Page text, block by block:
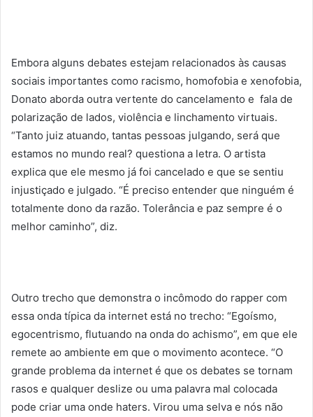
Embora alguns debates estejam relacionados às causas
sociais importantes como racismo, homofobia e xenofobia,
Donato aborda outra vertente do cancelamento e fala de
polarização de lados, violência e linchamento virtuais.
“Tanto juiz atuando, tantas pessoas julgando, será que
estamos no mundo real? questiona a letra. O artista
explica que ele mesmo já foi cancelado e que se sentiu
injustiçado e julgado. “É preciso entender que ninguém é
totalmente dono da razão. Tolerância e paz sempre é o
melhor caminho”, diz.
Outro trecho que demonstra o incômodo do rapper com
essa onda típica da internet está no trecho: “Egoísmo,
egocentrismo, flutuando na onda do achismo”, em que ele
remete ao ambiente em que o movimento acontece. “O
grande problema da internet é que os debates se tornam
rasos e qualquer deslize ou uma palavra mal colocada
pode criar uma onde haters. Virou uma selva e nós não